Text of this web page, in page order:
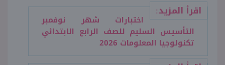
اقرأ المزيد:
اختبارات شهر نوفمبر
التأسيس السليم للصف الرابع الابتدائي
تكنولوجيا المعلومات 2026